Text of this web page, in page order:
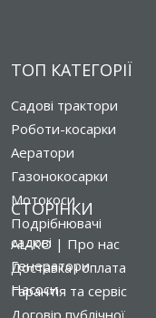
ТОП КАТЕГОРІЇ
Садові трактори
Роботи-косарки
Аератори
Газонокосарки
Мотокоси
Подрібнювачі
садові
Генератори
Насоси
СТОРІНКИ
AL-KO | Про нас
Доставка і оплата
Гарантія та сервіс
Договір публічної